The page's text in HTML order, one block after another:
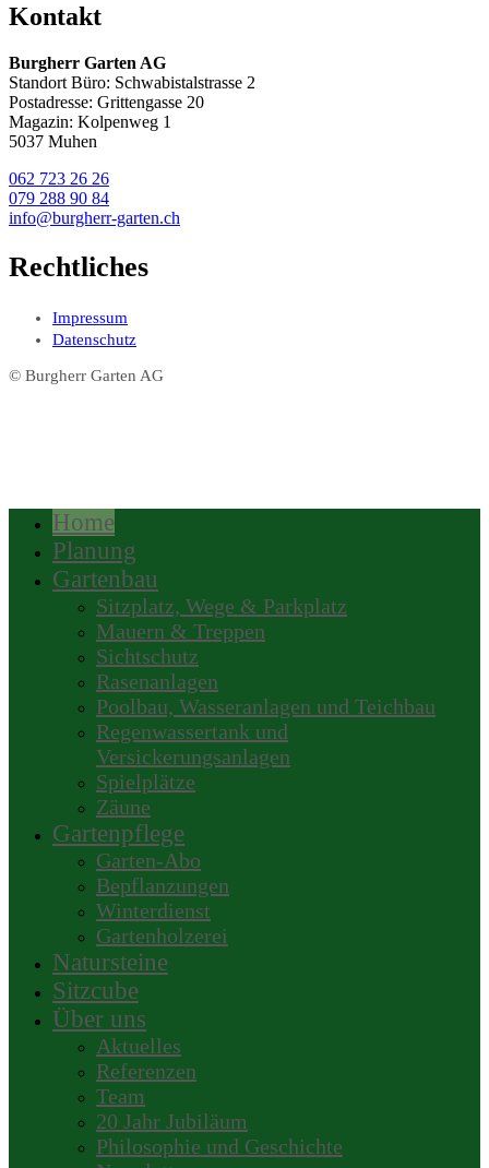
Kontakt
Burgherr Garten AG
Standort Büro: Schwabistalstrasse 2
Postadresse: Grittengasse 20
Magazin: Kolpenweg 1
5037 Muhen
062 723 26 26
079 288 90 84
info@burgherr-garten.ch
Rechtliches
Impressum
Datenschutz
© Burgherr Garten AG
Home
Planung
Gartenbau
Sitzplatz, Wege & Parkplatz
Mauern & Treppen
Sichtschutz
Rasenanlagen
Poolbau, Wasseranlagen und Teichbau
Regenwassertank und
Versickerungsanlagen
Spielplätze
Zäune
Gartenpflege
Garten-Abo
Bepflanzungen
Winterdienst
Gartenholzerei
Natursteine
Sitzcube
Über uns
Aktuelles
Referenzen
Team
20 Jahr Jubiläum
Philosophie und Geschichte